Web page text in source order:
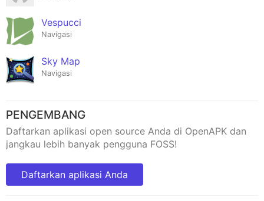
Vespucci
Navigasi
Sky Map
Navigasi
PENGEMBANG
Daftarkan aplikasi open source Anda di OpenAPK dan
jangkau lebih banyak pengguna FOSS!
Daftarkan aplikasi Anda